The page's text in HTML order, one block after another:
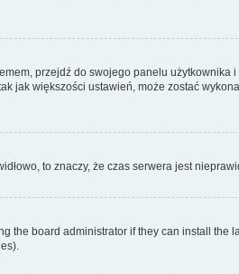
przejdź do swojego panelu użytkownika
jak większości ustawień, może zostać
to znaczy, że czas serwera jest
board administrator if they can install the